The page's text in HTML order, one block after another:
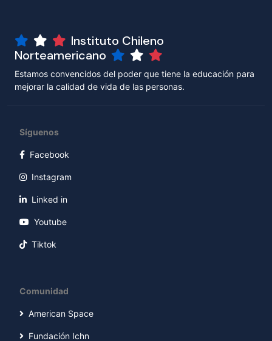
Instituto Chileno
Norteamericano
Estamos convencidos del poder que tiene la educación para
mejorar la calidad de vida de las personas.
Síguenos
Facebook
Instagram
Linked in
Youtube
Tiktok
Comunidad
American Space
Fundación Ichn